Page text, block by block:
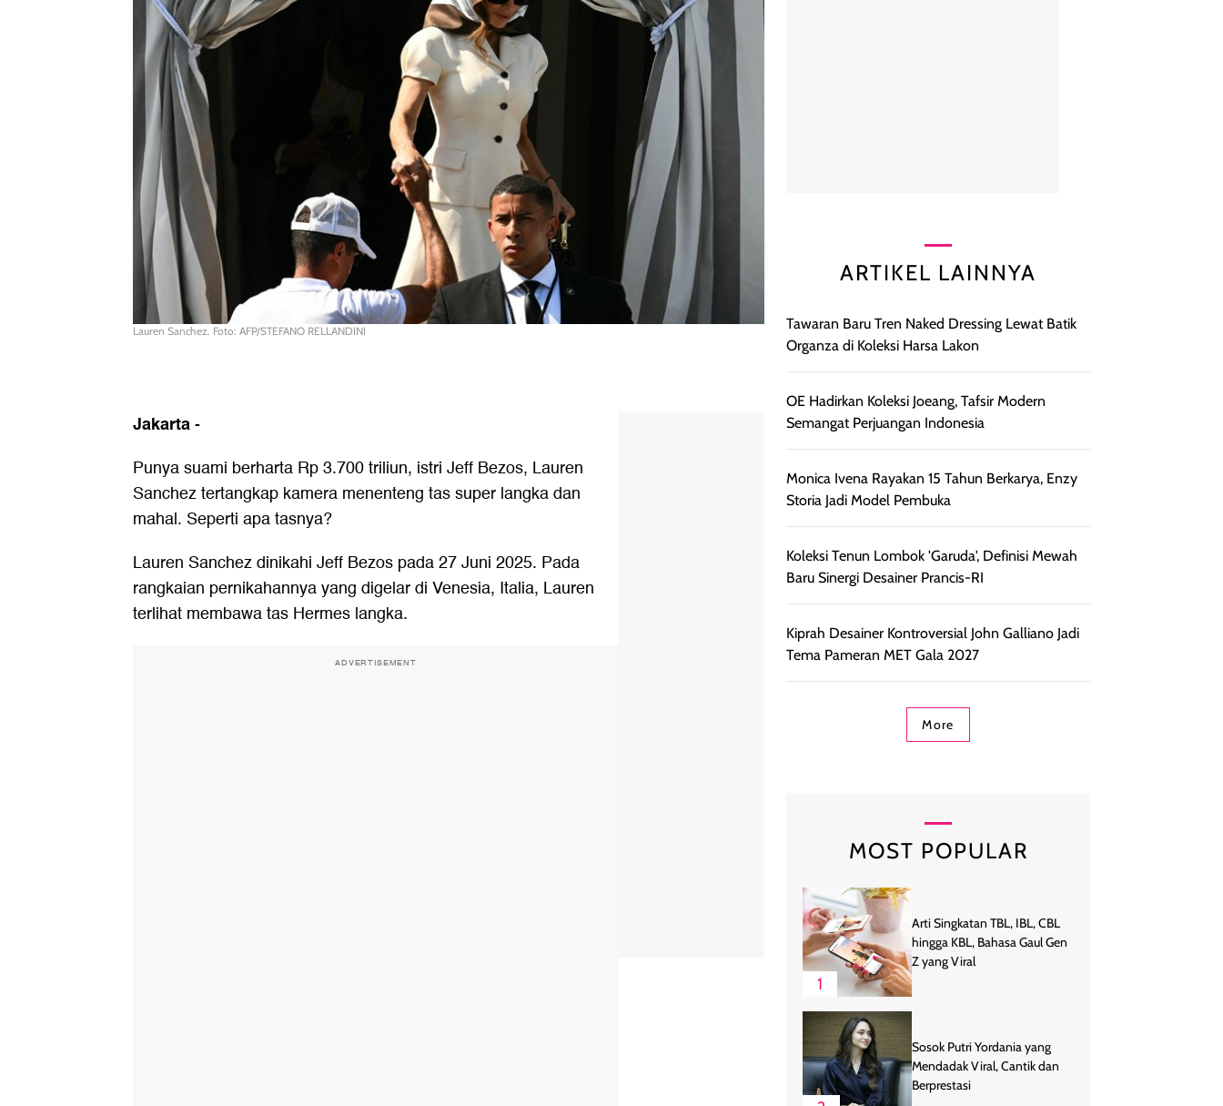
Lauren Sanchez. Foto: AFP/STEFANO RELLANDINI
Jakarta-
Punya suami berharta Rp 3.700 triliun, istri Jeff Bezos, Lauren
Sanchez tertangkap kamera menenteng tas super langka dan
mahal. Seperti apa tasnya?
Lauren Sanchez dinikahi Jeff Bezos pada 27 Juni 2025. Pada
rangkaian pernikahannya yang digelar di Venesia, Italia, Lauren
terlihat membawa tas Hermes langka.
ADVERTISEMENT
ARTIKEL LAINNYA
Tawaran Baru Tren Naked Dressing Lewat Batik
Organza di Koleksi Harsa Lakon
OE Hadirkan Koleksi Joeang, Tafsir Modern
Semangat Perjuangan Indonesia
Monica Ivena Rayakan 15 Tahun Berkarya, Enzy
Storia Jadi Model Pembuka
Koleksi Tenun Lombok 'Garuda', Definisi Mewah
Baru Sinergi Desainer Prancis-RI
Kiprah Desainer Kontroversial John Galliano Jadi
Tema Pameran MET Gala 2027
More
MOST POPULAR
1
Arti Singkatan TBL, IBL, CBL
hingga KBL, Bahasa Gaul Gen
Z yang Viral
Sosok Putri Yordania yang
Mendadak Viral, Cantik dan
Berprestasi